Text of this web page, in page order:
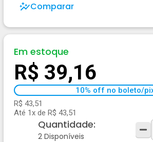
Comparar
Em estoque
R$ 39,16
10% off no boleto/
R$ 43,51
Até 1x de R$ 43,51
Quantidade:
2 Disponíveis